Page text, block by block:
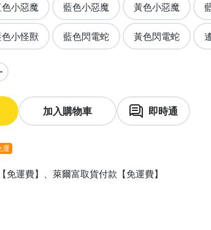
小惡魔 藍色小惡魔 黃色小惡魔
小怪獸 藍色閃電蛇 黃色閃電蛇
加入購物車 即時通
運
免運費】、萊爾富取貨付款【免運費】